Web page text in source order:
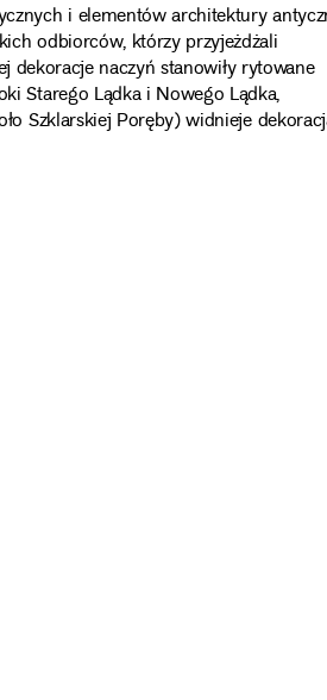
i elementów architektury
odbiorców, którzy przyjeżdżali
naczyń stanowiły rytowane
Starego Lądka i Nowego Lądka,
Szklarskiej Poręby) widnieje